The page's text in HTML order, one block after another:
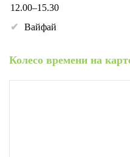
12.00–15.30
Вайфай
Колесо времени на